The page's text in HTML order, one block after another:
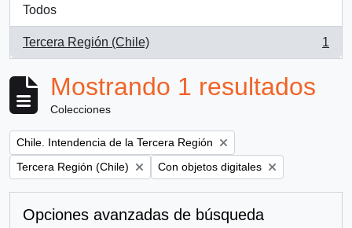
Todos
Tercera Región (Chile)
, 1 resultados
1
Mostrando 1 resultados
Colecciones
Remove filter:
Chile. Intendencia de la Tercera Región
Remove filter:
Tercera Región (Chile) Remove filter:
Con objetos digitales
Opciones avanzadas de búsqueda